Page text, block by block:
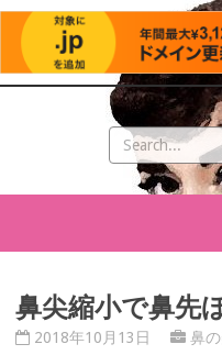
鼻尖縮小で鼻先
2018年10月13日 鼻